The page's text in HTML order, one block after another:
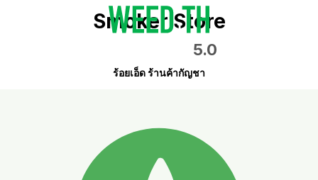
Smoker Store
5.0
ร้อยเอ็ด ร้านค้ากัญชา